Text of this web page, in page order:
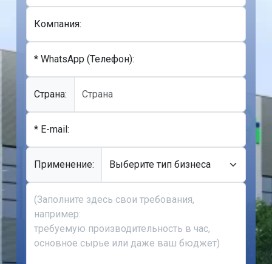
Компания:
* WhatsApp (Телефон):
Cтрана:
* E-mail:
Применение: